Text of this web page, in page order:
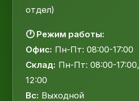
отдел)
🕐 Режим работы:
Офис: Пн-Пт: 08:00-17:00
Склад: Пн-Пт: 08:00-
12:00
Вс: Выходной